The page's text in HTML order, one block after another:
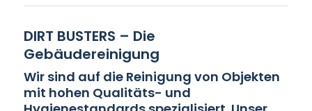
DIRT BUSTERS – Die
Gebäudereinigung
Wir sind auf die Reinigung von Objekten
mit hohen Qualitäts- und